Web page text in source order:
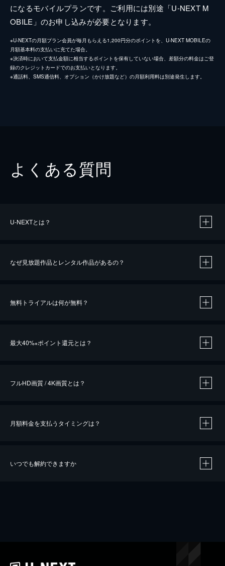
になるモバイルプランです。ご利用には別途「U-NEXT M
OBILE」のお申し込みが必要となります。
※U-NEXTの月額プラン会員が毎月もらえる1,200円分のポイントを、U-NEXT MOBILEの
月額基本料の支払いに充てた場合。
※決済時において支払金額に相当するポイントを保有していない場合、差額分の料金はご登
録のクレジットカードでのお支払いとなります。
※通話料、SMS通信料、オプション（かけ放題など）の月額利用料は別途発生します。
よくある質問
U-NEXTとは？
なぜ見放題作品とレンタル作品があるの？
無料トライアルは何が無料？
最大40%※ポイント還元とは？
※40％ポイント還元の対象は、クレジットカード決済による作品の購入 / レンタルです。
iOSアプリのUコイン決済による作品の購入 / レンタルは、20％のポイント還元です。
フルHD画質 / 4K画質とは？
月額料金を支払うタイミングは？
いつでも解約できますか